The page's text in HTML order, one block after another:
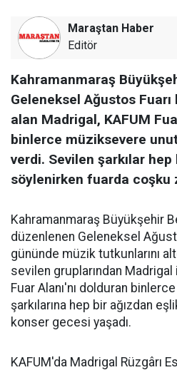
Maraştan Haber
Editör
Kahramanmaraş
Geleneksel Ağustos Fuarı
alan Madrigal, KAFUM
binlerce müziksevere
verdi. Sevilen şarkılar hep
söylenirken fuarda coşku
Kahramanmaraş Büyükşehir
düzenlenen Geleneksel
gününde müzik tutkunlarını
sevilen gruplarından
Fuar Alanı'nı dolduran
şarkılarına hep bir ağızdan
konser gecesi yaşadı.
KAFUM'da Madrigal Rüzgârı